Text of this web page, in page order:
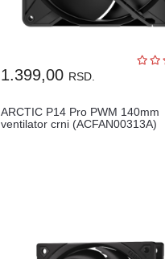
1.399,00 RSD.
ARCTIC P14 Pro PWM 140mm
ventilator crni (ACFAN00313A)